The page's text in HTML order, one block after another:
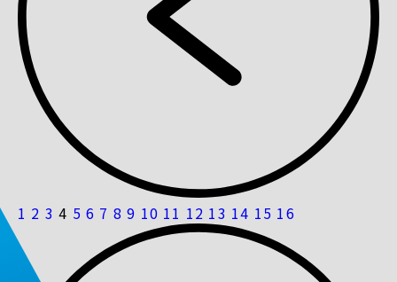
1 2 3 4 5 6 7 8 9 10 11 12 13 14 15 16